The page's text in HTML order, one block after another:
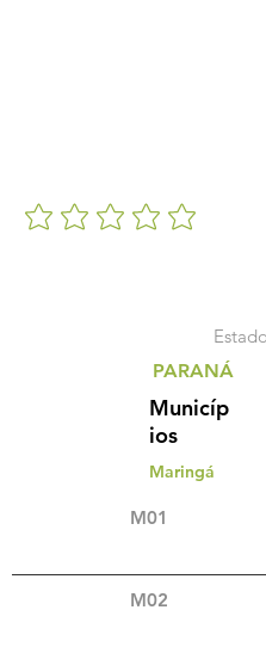
Estado
PARANÁ
Municíp
ios
Maringá
M01
M02